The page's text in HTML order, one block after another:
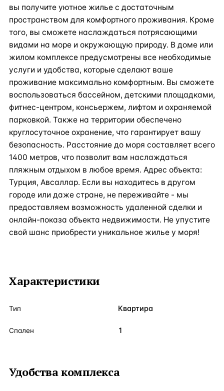
вы получите уютное жилье с достаточным
пространством для комфортного проживания. Кроме
того, вы сможете наслаждаться потрясающими
видами на море и окружающую природу. В доме или
жилом комплексе предусмотрены все необходимые
услуги и удобства, которые сделают ваше
проживание максимально комфортным. Вы сможете
воспользоваться бассейном, детскими площадками,
фитнес-центром, консьержем, лифтом и охраняемой
парковкой. Также на территории обеспечено
круглосуточное охранение, что гарантирует вашу
безопасность. Расстояние до моря составляет всего
1400 метров, что позволит вам наслаждаться
пляжным отдыхом в любое время. Адрес объекта:
Турция, Авсаллар. Если вы находитесь в другом
городе или даже стране, не переживайте - мы
предоставляем возможность удаленной сделки и
онлайн-показа объекта недвижимости. Не упустите
свой шанс приобрести уникальное жилье у моря!
Характеристики
Тип Квартира
Спален 1
Удобства комплекса